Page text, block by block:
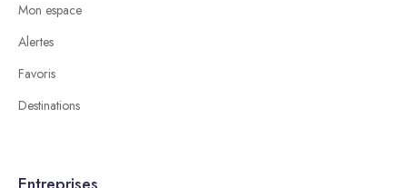
Mon espace
Alertes
Favoris
Destinations